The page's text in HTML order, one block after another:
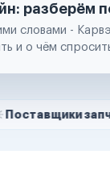
разберём
словами -
и о чём
запчастей